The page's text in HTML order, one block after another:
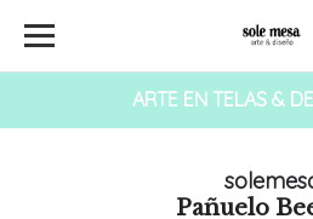
ARTE EN TELAS &
Pañuelo